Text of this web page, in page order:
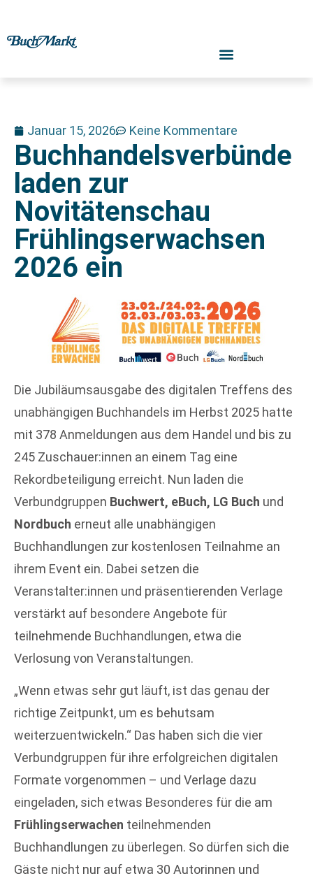
Januar 15, 2026 Keine Kommentare
Buchhandelsverbünde
laden zur
Novitätenschau
Frühlingserwachsen
2026 ein
Die Jubiläumsausgabe des digitalen Treffens des
unabhängigen Buchhandels im Herbst 2025 hatte
mit 378 Anmeldungen aus dem Handel und bis zu
245 Zuschauer:innen an einem Tag eine
Rekordbeteiligung erreicht. Nun laden die
Verbundgruppen Buchwert, eBuch, LG Buch und
Nordbuch erneut alle unabhängigen
Buchhandlungen zur kostenlosen Teilnahme an
ihrem Event ein. Dabei setzen die
Veranstalter:innen und präsentierenden Verlage
verstärkt auf besondere Angebote für
teilnehmende Buchhandlungen, etwa die
Verlosung von Veranstaltungen.
„Wenn etwas sehr gut läuft, ist das genau der
richtige Zeitpunkt, um es behutsam
weiterzuentwickeln.“ Das haben sich die vier
Verbundgruppen für ihre erfolgreichen digitalen
Formate vorgenommen – und Verlage dazu
eingeladen, sich etwas Besonderes für die am
Frühlingserwachen teilnehmenden
Buchhandlungen zu überlegen. So dürfen sich die
Gäste nicht nur auf etwa 30 Autorinnen und